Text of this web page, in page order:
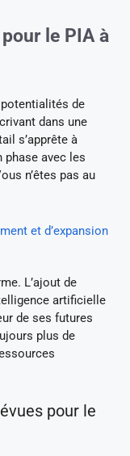
le PIA à
de
dans une
s’apprête à
avec les
n’êtes pas au
et d’expansion
L’ajout de
artificielle
de ses futures
plus de
pour le